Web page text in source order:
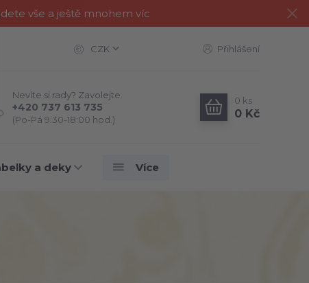
vše a ještě mnohem víc
CZK Přihlášení
Nevíte si rady? Zavolejte.
+420 737 613 735
(Po-Pá 9:30-18:00 hod.)
0 ks
0 Kč
a deky Více